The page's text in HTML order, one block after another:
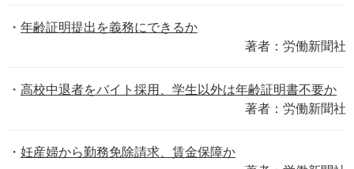
年齢証明提出を義務にできるか
著者：労働新聞社
高校中退者をバイト採用、学生以外は年齢証明書不要か
著者：労働新聞社
妊産婦から勤務免除請求、賃金保障か